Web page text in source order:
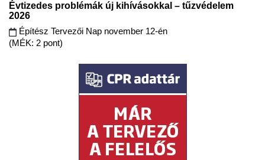
Évtizedes problémák új kihívásokkal – tűzvédelem
2026
Építész Tervezői Nap november 12-én
(MÉK: 2 pont)